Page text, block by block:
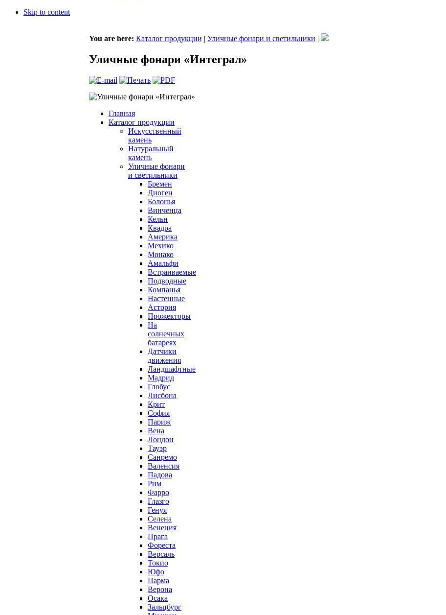
Skip to content
You are here: Каталог продукции | Уличные фонари и светильники |
Уличные фонари «Интеграл»
Главная
Каталог продукции
Искусственный
камень
Натуральный
камень
Уличные фонари
и светильники
Бремен
Диоген
Болонья
Винченца
Кельн
Квадра
Америка
Мехико
Монако
Амальфи
Встраиваемые
Подводные
Компанья
Настенные
Астория
Прожекторы
На
солнечных
батареях
Датчики
движения
Ландшафтные
Мадрид
Глобус
Лисбона
Крит
София
Париж
Вена
Лондон
Тауэр
Санремо
Валенсия
Падова
Рим
Фарро
Глазго
Генуя
Селена
Венеция
Прага
Фореста
Версаль
Токио
Юфо
Парма
Верона
Осака
Зальцбург